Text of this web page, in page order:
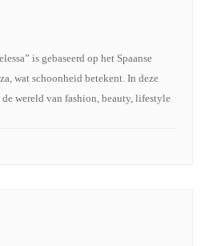
is gebaseerd op het Spaanse
wat schoonheid betekent. In deze
wereld van fashion, beauty, lifestyle